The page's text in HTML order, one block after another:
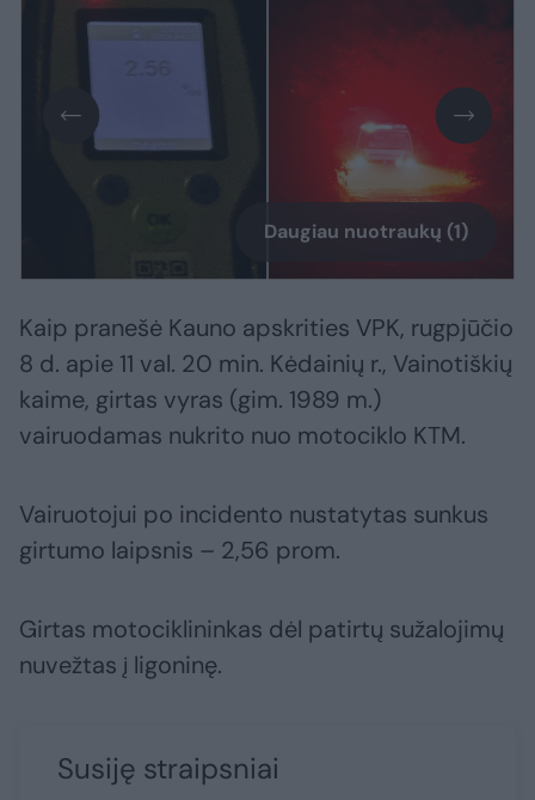
Daugiau nuotraukų (1)
Kaip pranešė Kauno apskrities VPK, rugpjūčio
8 d. apie 11 val. 20 min. Kėdainių r., Vainotiškių
kaime, girtas vyras (gim. 1989 m.)
vairuodamas nukrito nuo motociklo KTM.
Vairuotojui po incidento nustatytas sunkus
girtumo laipsnis – 2,56 prom.
Girtas motociklininkas dėl patirtų sužalojimų
nuvežtas į ligoninę.
Susiję straipsniai